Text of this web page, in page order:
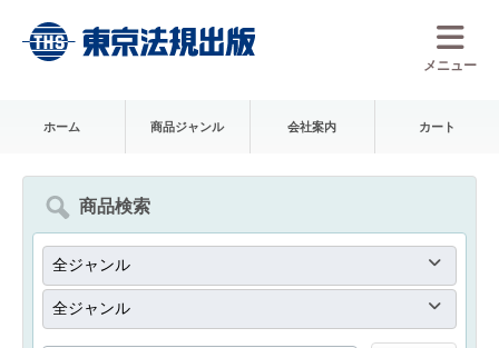
メニュー
ホーム 商品ジャンル 会社案内 カート
商品検索